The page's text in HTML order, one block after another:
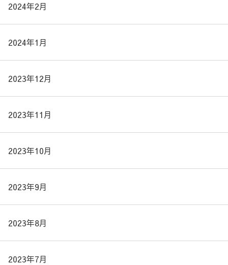
2024年2月
2024年1月
2023年12月
2023年11月
2023年10月
2023年9月
2023年8月
2023年7月